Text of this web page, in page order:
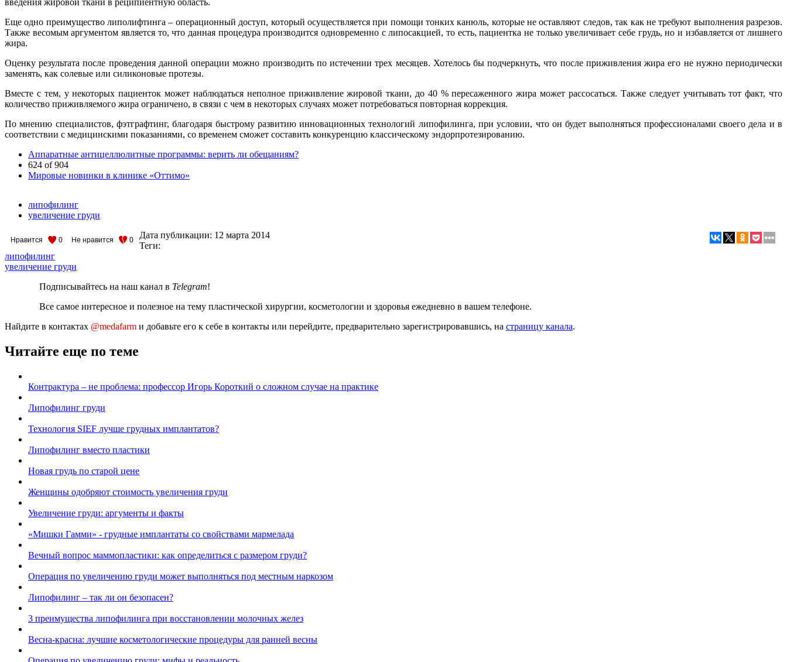
введения жировой ткани в реципиентную область.
Еще одно преимущество липолифтинга – операционный доступ, который осуществляется при помощи тонких канюль, которые не оставляют следов, так как не требуют выполнения разрезов.
Также весомым аргументом является то, что данная процедура производится одновременно с липосакцией, то есть, пациентка не только увеличивает себе грудь, но и избавляется от лишнего
жира.
Оценку результата после проведения данной операции можно производить по истечении трех месяцев. Хотелось бы подчеркнуть, что после приживления жира его не нужно периодически
заменять, как солевые или силиконовые протезы.
Вместе с тем, у некоторых пациенток может наблюдаться неполное приживление жировой ткани, до 40 % пересаженного жира может рассосаться. Также следует учитывать тот факт, что
количество приживляемого жира ограничено, в связи с чем в некоторых случаях может потребоваться повторная коррекция.
По мнению специалистов, фэтграфтинг, благодаря быстрому развитию инновационных технологий липофилинга, при условии, что он будет выполняться профессионалами своего дела и в
соответствии с медицинскими показаниями, со временем сможет составить конкуренцию классическому эндорпротезированию.
Аппаратные антицеллюлитные программы: верить ли обещаниям?
624 of 904
Мировые новинки в клинике «Оттимо»
липофилинг
увеличение груди
Нравится 0 Не нравится 0 Дата публикации: 12 марта 2014
Теги:
липофилинг
увеличение груди
Подписывайтесь на наш канал в Telegram!
Все самое интересное и полезное на тему пластической хирургии, косметологии и здоровья ежедневно в вашем телефоне.
Найдите в контактах @medafarm и добавьте его к себе в контакты или перейдите, предварительно зарегистрировавшись, на страницу канала.
Читайте еще по теме
Контрактура – не проблема: профессор Игорь Короткий о сложном случае на практике
Липофилинг груди
Технология SIEF лучше грудных имплантатов?
Липофилинг вместо пластики
Новая грудь по старой цене
Женщины одобряют стоимость увеличения груди
Увеличение груди: аргументы и факты
«Мишки Гамми» - грудные имплантаты со свойствами мармелада
Вечный вопрос маммопластики: как определиться с размером груди?
Операция по увеличению груди может выполняться под местным наркозом
Липофилинг – так ли он безопасен?
3 преимущества липофилинга при восстановлении молочных желез
Весна-красна: лучшие косметологические процедуры для ранней весны